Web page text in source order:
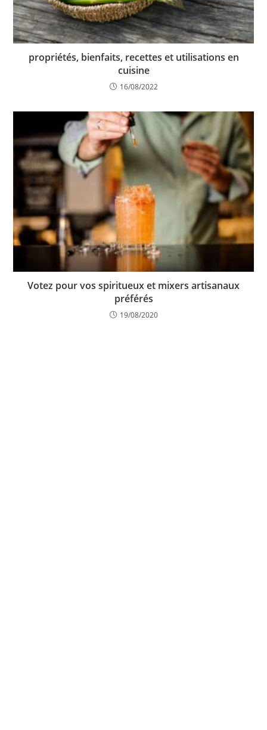
propriétés, bienfaits, recettes et utilisations en
cuisine
16/08/2022
Votez pour vos spiritueux et mixers artisanaux
préférés
19/08/2020